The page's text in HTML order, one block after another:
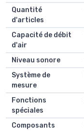
Quantité
d'articles
Capacité de débit
d'air
Niveau sonore
Système de
mesure
Fonctions
spéciales
Composants